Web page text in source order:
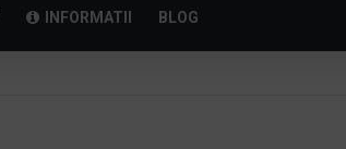
INFORMATII BLOG